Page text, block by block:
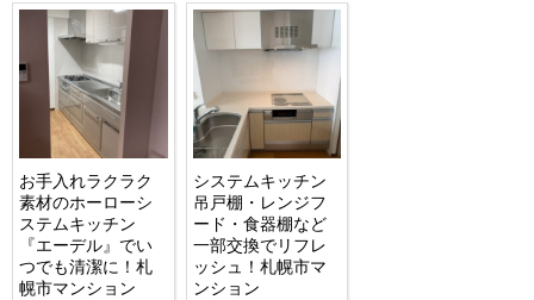
お手入れラクラク
素材のホーローシ
ステムキッチン
『エーデル』でい
つでも清潔に！札
幌市マンション
システムキッチン
吊戸棚・レンジフ
ード・食器棚など
一部交換でリフレ
ッシュ！札幌市マ
ンション